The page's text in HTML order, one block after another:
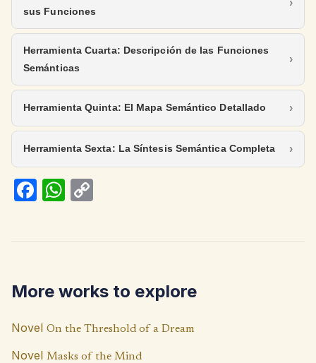
sus Funciones
Herramienta Cuarta: Descripción de las Funciones
Semánticas
Herramienta Quinta: El Mapa Semántico Detallado
Herramienta Sexta: La Síntesis Semántica Completa
Fa
k
W
p
p
Li
n
k
More works to explore
Novel On the Threshold of a Dream
Novel Masks of the Mind